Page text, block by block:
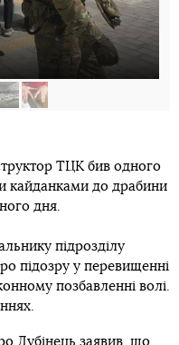
ТЦК бив одного
кайданками до драбини
дня.
підрозділу
підозру у перевищенні
позбавленні волі.
Лубінець заявив, що